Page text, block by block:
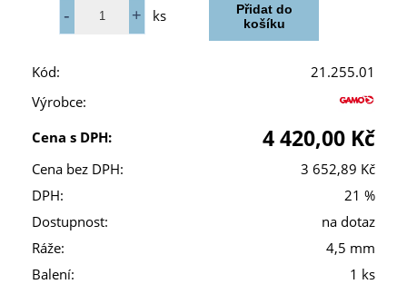
ks
Kód:
21.255.01
Výrobce:
Cena s DPH:
4 420,00 Kč
Cena bez DPH:
3 652,89 Kč
DPH:
21 %
Dostupnost:
na dotaz
Ráže:
4,5 mm
Balení:
1 ks